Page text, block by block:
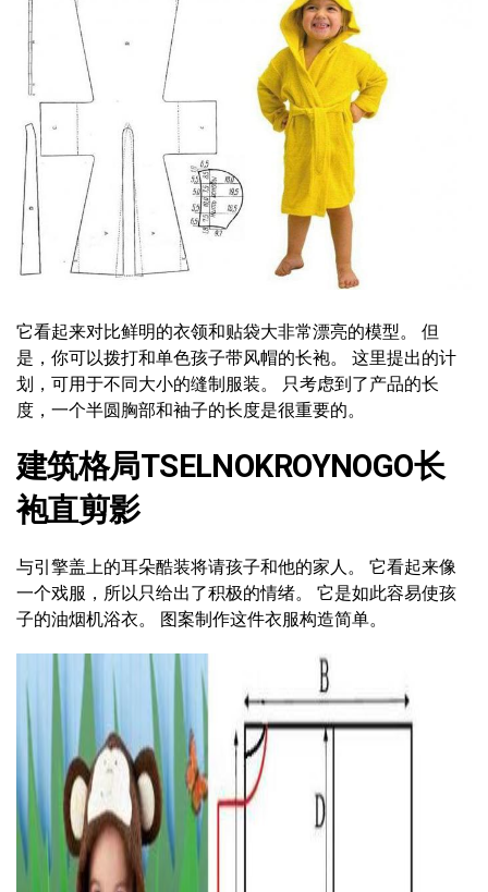
它看起来对比鲜明的衣领和贴袋大非常漂亮的模型。 但
是，你可以拨打和单色孩子带风帽的长袍。 这里提出的计
划，可用于不同大小的缝制服装。 只考虑到了产品的长
度，一个半圆胸部和袖子的长度是很重要的。
建筑格局TSELNOKROYNOGO长
袍直剪影
与引擎盖上的耳朵酷装将请孩子和他的家人。 它看起来像
一个戏服，所以只给出了积极的情绪。 它是如此容易使孩
子的油烟机浴衣。 图案制作这件衣服构造简单。